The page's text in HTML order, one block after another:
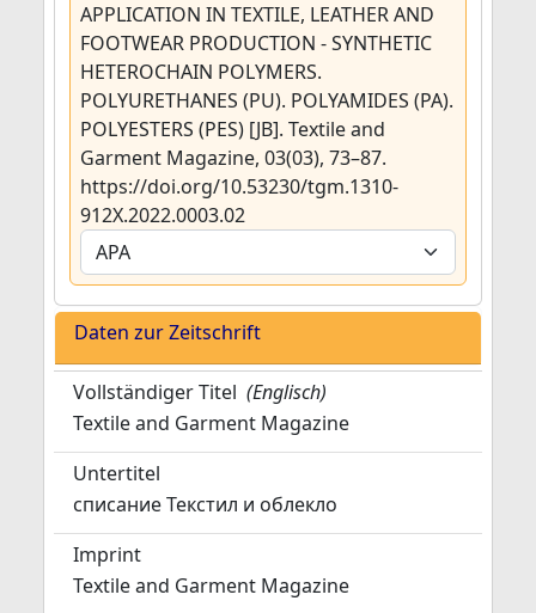
APPLICATION IN TEXTILE, LEATHER AND
FOOTWEAR PRODUCTION - SYNTHETIC
HETEROCHAIN POLYMERS.
POLYURETHANES (PU). POLYAMIDES (PA).
POLYESTERS (PES) [JB]. Textile and
Garment Magazine, 03(03), 73–87.
https://doi.org/10.53230/tgm.1310-
912X.2022.0003.02
Daten zur Zeitschrift
Vollständiger Titel (Englisch)
Textile and Garment Magazine
Untertitel
списание Текстил и облекло
Imprint
Textile and Garment Magazine